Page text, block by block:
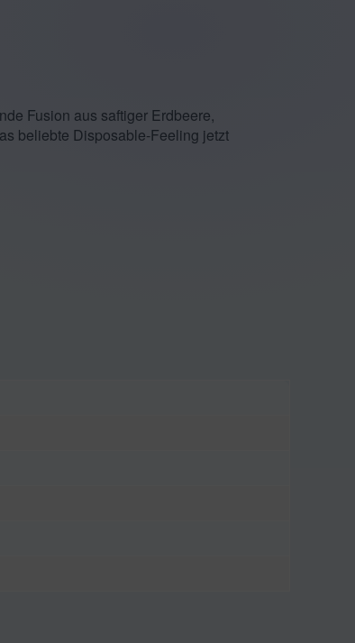
Fusion aus saftiger Erdbeere,
beliebte Disposable-Feeling jetzt